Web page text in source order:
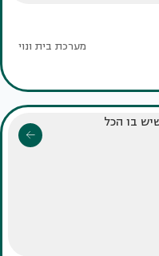
מערכת בית ונוי